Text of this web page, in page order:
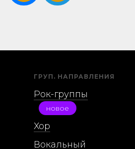
ГРУП. НАПРАВЛЕНИЯ
Рок-группы
новое
Хор
Вокальный